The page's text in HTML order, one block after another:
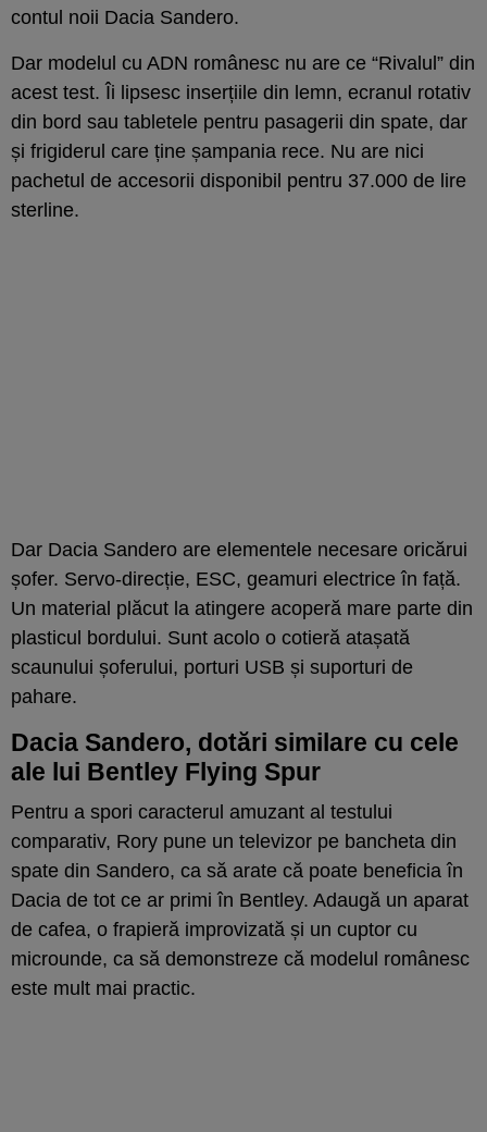
contul noii Dacia Sandero.
Dar modelul cu ADN românesc nu are ce “Rivalul” din
acest test. Îi lipsesc inserțiile din lemn, ecranul rotativ
din bord sau tabletele pentru pasagerii din spate, dar
și frigiderul care ține șampania rece. Nu are nici
pachetul de accesorii disponibil pentru 37.000 de lire
sterline.
Dar Dacia Sandero are elementele necesare oricărui
șofer. Servo-direcție, ESC, geamuri electrice în față.
Un material plăcut la atingere acoperă mare parte din
plasticul bordului. Sunt acolo o cotieră atașată
scaunului șoferului, porturi USB și suporturi de
pahare.
Dacia Sandero, dotări similare cu cele
ale lui Bentley Flying Spur
Pentru a spori caracterul amuzant al testului
comparativ, Rory pune un televizor pe bancheta din
spate din Sandero, ca să arate că poate beneficia în
Dacia de tot ce ar primi în Bentley. Adaugă un aparat
de cafea, o frapieră improvizată și un cuptor cu
microunde, ca să demonstreze că modelul românesc
este mult mai practic.